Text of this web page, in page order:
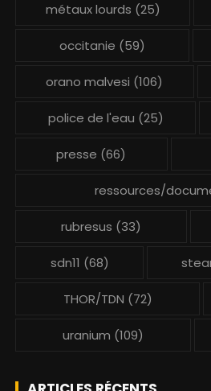
métaux lourds (25)
occitanie (59)
orano malvesi (106)
police de l'eau (25)
presse (66)
ressources/
rubresus (33)
sdn11 (68)
THOR/TDN (72)
uranium (109)